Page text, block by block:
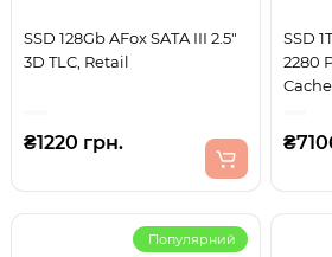
SSD 128Gb AFox SATA III 2.5"
3D TLC, Retail
₴1220 грн.
SSD
2280
Популярний